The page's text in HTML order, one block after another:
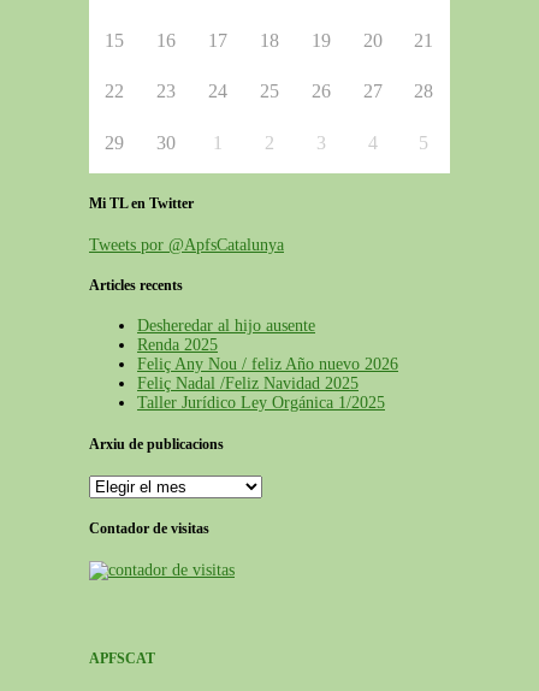
15 16 17 18 19 20 21
22 23 24 25 26 27 28
29 30 1 2 3 4 5
Mi TL en Twitter
Tweets por @ApfsCatalunya
Articles recents
Desheredar al hijo ausente
Renda 2025
Feliç Any Nou / feliz Año nuevo 2026
Feliç Nadal /Feliz Navidad 2025
Taller Jurídico Ley Orgánica 1/2025
Arxiu de publicacions
Contador de visitas
APFSCAT